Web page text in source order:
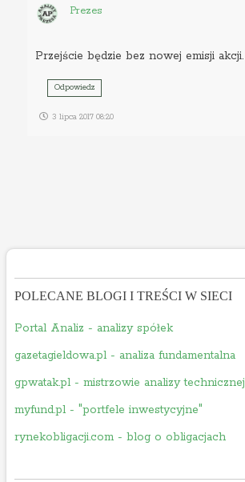
Prezes
Przejście będzie bez nowej emisji akcji.
Odpowiedz
3 lipca 2017 08:20
POLECANE BLOGI I TREŚCI W SIECI
Portal Analiz - analizy spółek
gazetagieldowa.pl - analiza fundamentalna
gpwatak.pl - mistrzowie analizy technicznej
myfund.pl - "portfele inwestycyjne"
rynekobligacji.com - blog o obligacjach